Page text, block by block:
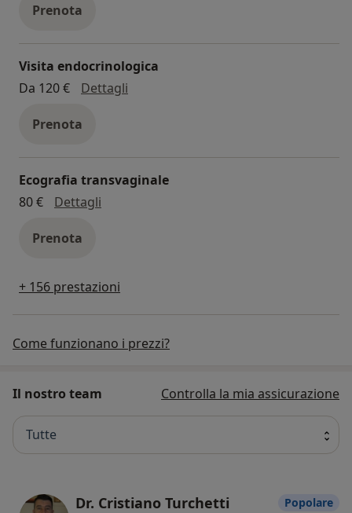
Prenota
Visita endocrinologica
Da 120 €
Dettagli
Prenota
Ecografia transvaginale
80 €
Dettagli
Prenota
+ 156 prestazioni
Come funzionano i prezzi?
Il nostro team Controlla la mia assicurazione
Tutte
Dr. Cristiano Turchetti Popolare